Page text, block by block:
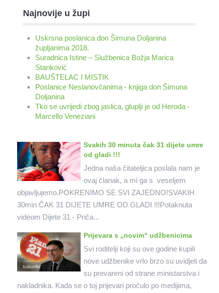
Najnovije u župi
Uskrsna poslanica don Šimuna Doljanina
župljanima 2018.
Suradnica Istine – Službenica Božja Marica
Stanković
BAUŠTELAC I MISTIK
Poslanice Neslanovčanima - knjiga don Šimuna
Doljanina
Tko se uvrijedi zbog jaslica, gluplji je od Heroda -
Marcello Veneziani
Svakih 30 minuta čak 31 dijete umre
od gladi !!!
Jedna naša čitateljica poslala nam je
ovaj članak, a mi ga s veseljem
objavljujemo.POKRENIMO SE SVI ZAJEDNO!SVAKIH
30min ČAK 31 DIJETE UMRE OD GLADI !!!Potaknuta
videom Dijete 31 - Priča...
Prijevara s „novim“ udžbenicima
Svi roditelji koji su ove godine kupili
nove udžbenike vrlo brzo su uvidjeli da
su prevareni od strane ministarstva i
nakladnika. Kada se o toj prijevari pročulo po medijima,